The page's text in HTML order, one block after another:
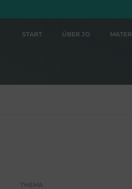
START ÜBER JO
THEMA